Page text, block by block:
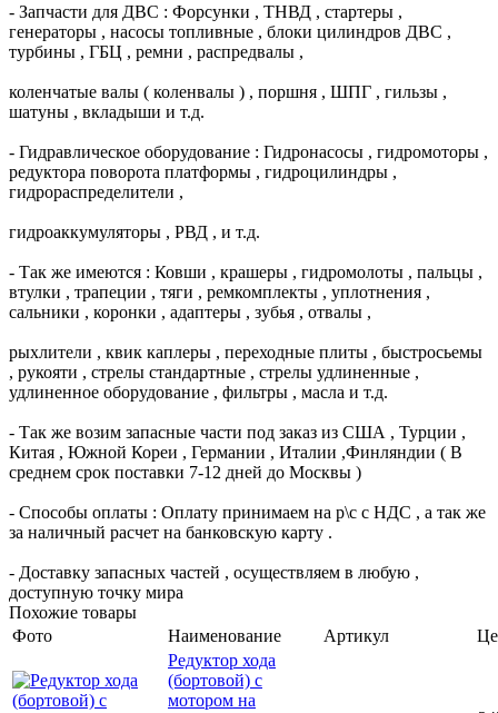
- Запчасти для ДВС : Форсунки , ТНВД , стартеры ,
генераторы , насосы топливные , блоки цилиндров ДВС ,
турбины , ГБЦ , ремни , распредвалы ,
коленчатые валы ( коленвалы ) , поршня , ШПГ , гильзы ,
шатуны , вкладыши и т.д.
- Гидравлическое оборудование : Гидронасосы , гидромоторы ,
редуктора поворота платформы , гидроцилиндры ,
гидрораспределители ,
гидроаккумуляторы , РВД , и т.д.
- Так же имеются : Ковши , крашеры , гидромолоты , пальцы ,
втулки , трапеции , тяги , ремкомплекты , уплотнения ,
сальники , коронки , адаптеры , зубья , отвалы ,
рыхлители , квик каплеры , переходные плиты , быстросьемы
, рукояти , стрелы стандартные , стрелы удлиненные ,
удлиненное оборудование , фильтры , масла и т.д.
- Так же возим запасные части под заказ из США , Турции ,
Китая , Южной Кореи , Германии , Италии ,Финляндии ( В
среднем срок поставки 7-12 дней до Москвы )
- Способы оплаты : Оплату принимаем на р\с с НДС , а так же
за наличный расчет на банковскую карту .
- Доставку запасных частей , осуществляем в любую ,
доступную точку мира
Похожие товары
Фото
Наименование Артикул
Редуктор хода
(бортовой) с
мотором на